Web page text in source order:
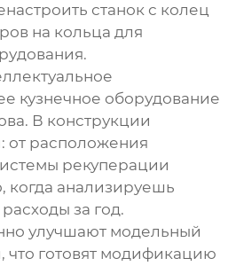
станок с колец
на кольца для
кузнечное оборудование
В конструкции
от расположения
рекуперации
когда анализируешь
за год.
улучшают модельный
что готовят модификацию